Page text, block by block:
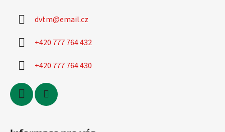
dvtm@email.cz
+420 777 764 432
+420 777 764 430